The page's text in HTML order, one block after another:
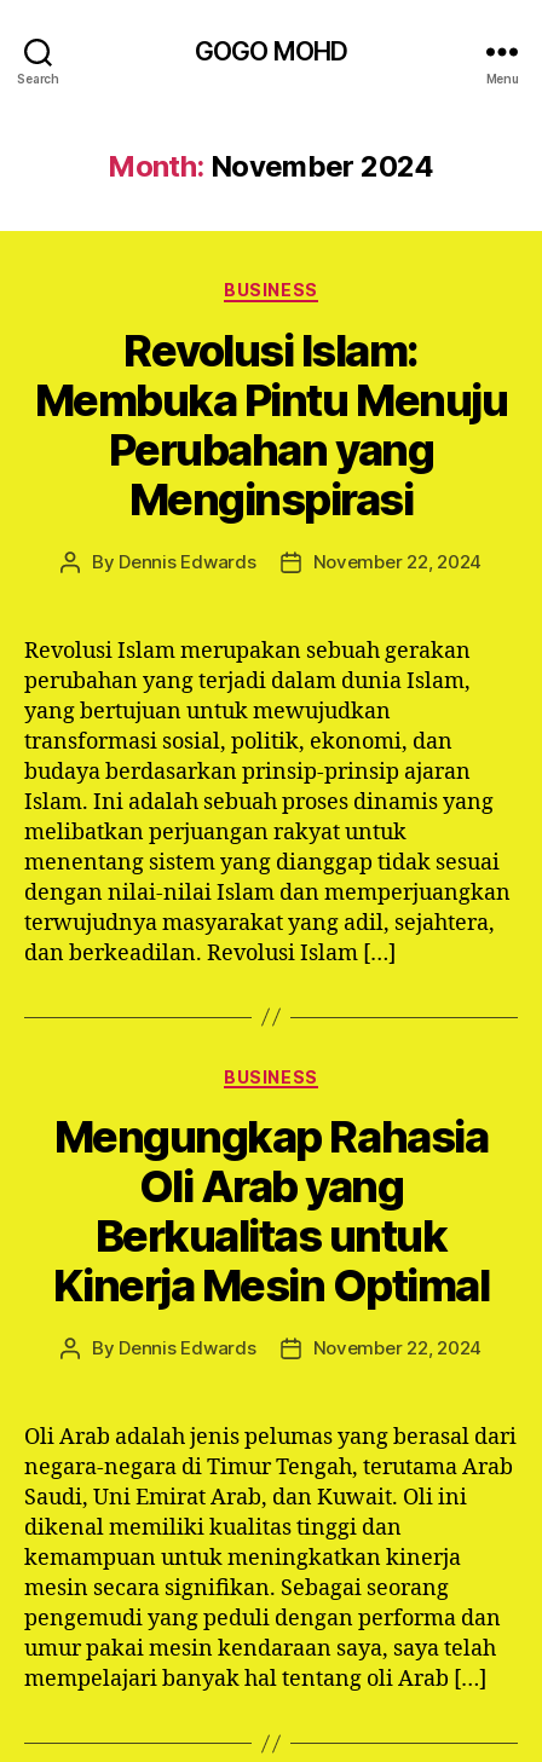
Search
GOGO MOHD
Menu
Month: November 2024
Categories
BUSINESS
Revolusi Islam:
Membuka Pintu Menuju
Perubahan yang
Menginspirasi
Post
By Dennis Edwards
PostNovember 22, 2024
Revolusi Islam merupakan sebuah gerakan
perubahan yang terjadi dalam dunia Islam,
yang bertujuan untuk mewujudkan
transformasi sosial, politik, ekonomi, dan
budaya berdasarkan prinsip-prinsip ajaran
Islam. Ini adalah sebuah proses dinamis yang
melibatkan perjuangan rakyat untuk
menentang sistem yang dianggap tidak sesuai
dengan nilai-nilai Islam dan memperjuangkan
terwujudnya masyarakat yang adil, sejahtera,
dan berkeadilan. Revolusi Islam […]
Categories
BUSINESS
Mengungkap Rahasia
Oli Arab yang
Berkualitas untuk
Kinerja Mesin Optimal
Post
By Dennis Edwards
PostNovember 22, 2024
Oli Arab adalah jenis pelumas yang berasal dari
negara-negara di Timur Tengah, terutama Arab
Saudi, Uni Emirat Arab, dan Kuwait. Oli ini
dikenal memiliki kualitas tinggi dan
kemampuan untuk meningkatkan kinerja
mesin secara signifikan. Sebagai seorang
pengemudi yang peduli dengan performa dan
umur pakai mesin kendaraan saya, saya telah
mempelajari banyak hal tentang oli Arab […]